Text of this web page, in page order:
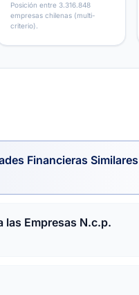
Posición entre 3.316.848
empresas chilenas (multi-
criterio).
Financieras Similares
las Empresas N.c.p.